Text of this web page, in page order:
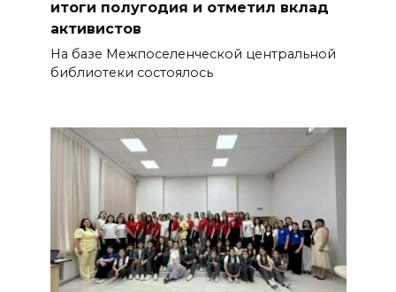
итоги полугодия и отметил вклад
активистов
На базе Межпоселенческой цент­ральной
библиотеки состоялось